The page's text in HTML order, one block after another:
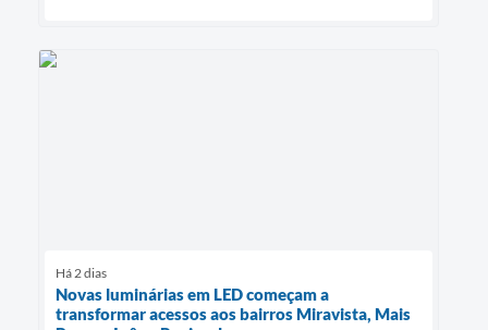
Há 2 dias
Novas luminárias em LED começam a
transformar acessos aos bairros Miravista, Mais